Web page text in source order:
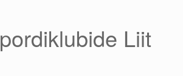
Liit